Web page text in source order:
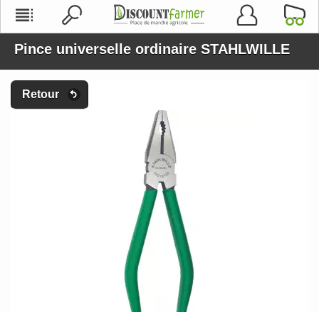
Pince universelle ordinaire STAHLWILLE
Retour